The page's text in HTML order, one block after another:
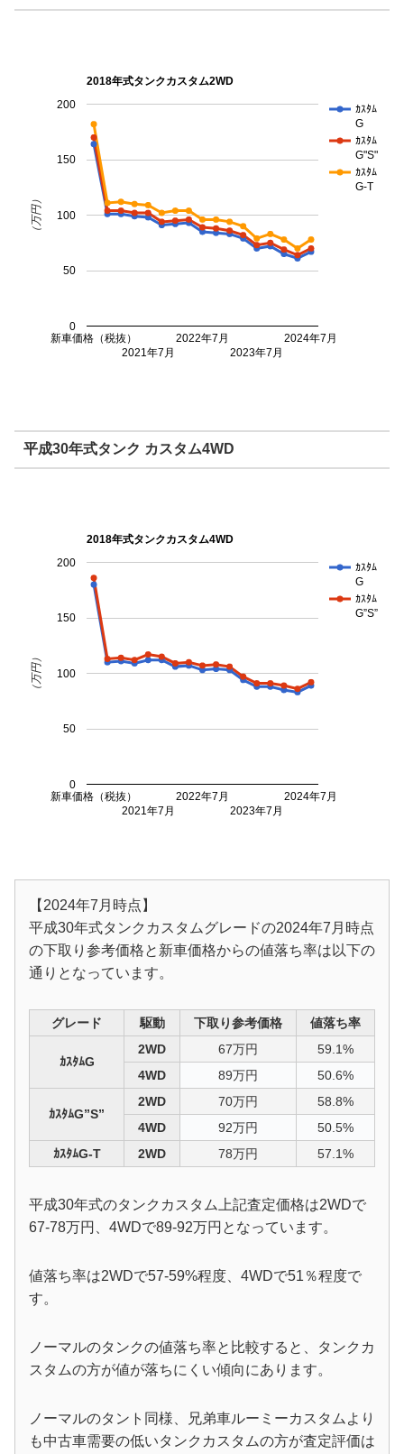
2018年式タンクカスタム2WD
ｶｽﾀﾑ
G
ｶｽﾀﾑ
G"S"
ｶｽﾀﾑ
G-T
新車価格（税抜）
2021年7月
2022年7月
2023年7月
2024年7月
0
50
100
150
200
（万円）
平成30年式タンク カスタム4WD
2018年式タンクカスタム4WD
ｶｽﾀﾑ
G
ｶｽﾀﾑ
G”S”
新車価格（税抜）
2021年7月
2022年7月
2023年7月
2024年7月
0
50
100
150
200
（万円）
【2024年7月時点】
平成30年式タンクカスタムグレードの2024年7月時点
の下取り参考価格と新車価格からの値落ち率は以下の
通りとなっています。
グレード 駆動 下取り参考価格 値落ち率
ｶｽﾀﾑG
2WD 67万円
59.1%
4WD
89万円 50.6%
ｶｽﾀﾑG”S”
2WD 70万円
58.8%
4WD
92万円
50.5%
ｶｽﾀﾑG-T
2WD 78万円 57.1%
平成30年式のタンクカスタム上記査定価格は2WDで
67-78万円、4WDで89-92万円となっています。
値落ち率は2WDで57-59%程度、4WDで51％程度で
す。
ノーマルのタンクの値落ち率と比較すると、タンクカ
スタムの方が値が落ちにくい傾向にあります。
ノーマルのタント同様、兄弟車ルーミーカスタムより
も中古車需要の低いタンクカスタムの方が査定評価は